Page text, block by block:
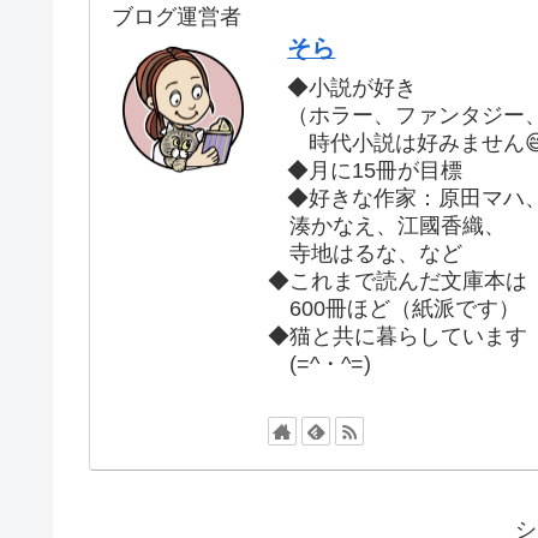
ブログ運営者
そら
◆小説が好き
（ホラー、ファンタジー、
時代小説は好みません
◆月に15冊が目標
◆好きな作家：原田マハ、
湊かなえ、江國香織、
寺地はるな、など
◆これまで読んだ文庫本は
600冊ほど（紙派です）
◆猫と共に暮らしています
(=^・^=)